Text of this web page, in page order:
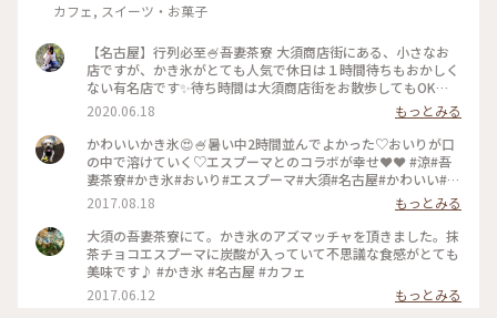
カフェ, スイーツ・お菓子
【名古屋】行列必至🍧吾妻茶寮 大須商店街にある、小さなお
店ですが、かき氷がとても人気で休日は１時間待ちもおかしく
ない有名店です✨待ち時間は大須商店街をお散歩してもOK🙆‍♀️
かき氷は、いろいろなメニューがあり、泡のようなソースのエ
スプーマとふわふわの氷がたまらない☺️💓テレビでも紹介され
ている、間違いなしのお店です！ #日本の夏景色 #かき氷 #愛
知 #名古屋 #大須 #ことりっぷ愛知
2020.06.18
もっとみる
かわいいかき氷😍🍧暑い中2時間並んでよかった♡おいりが口
の中で溶けていく♡エスプーマとのコラボが幸せ❤️❤️ #涼#吾
妻茶寮#かき氷#おいり#エスプーマ#大須#名古屋#かわいい#暑
い夏に耐えるご褒美
2017.08.18
もっとみる
大須の吾妻茶寮にて。かき氷のアズマッチャを頂きました。抹
茶チョコエスプーマに炭酸が入っていて不思議な食感がとても
美味です♪ #かき氷 #名古屋 #カフェ
2017.06.12
もっとみる